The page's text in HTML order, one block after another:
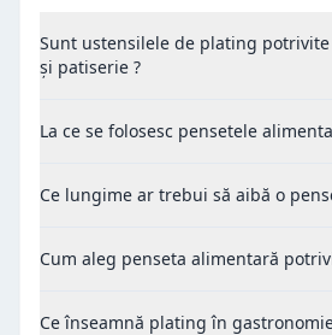
Sunt ustensilele de plating
și patiserie ?
La ce se folosesc pensetele
Ce lungime ar trebui să aibă o
Cum aleg penseta alimentară
Ce înseamnă plating în